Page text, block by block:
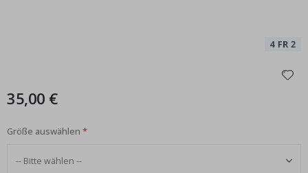
35,00 €
Größe auswählen